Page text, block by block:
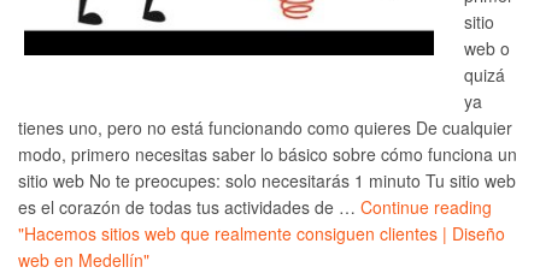
sitio
web o
quizá
ya
tienes uno, pero no está funcionando como quieres De cualquier
modo, primero necesitas saber lo básico sobre cómo funciona un
sitio web No te preocupes: solo necesitarás 1 minuto Tu sitio web
es el corazón de todas tus actividades de … Continue reading
"Hacemos sitios web que realmente consiguen clientes | Diseño
web en Medellín"